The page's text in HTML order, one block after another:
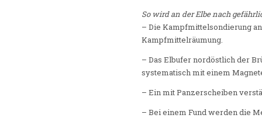
So wird an der Elbe nach
– Die Kampfmittelsondierung
Kampfmittelräumung.
– Das Elbufer nordöstlich der
systematisch mit einem
– Ein mit Panzerscheiben
– Bei einem Fund werden die